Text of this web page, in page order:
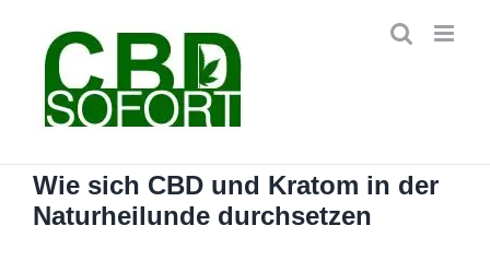
springen
Wie sich CBD und Kratom in der
Naturheilunde durchsetzen